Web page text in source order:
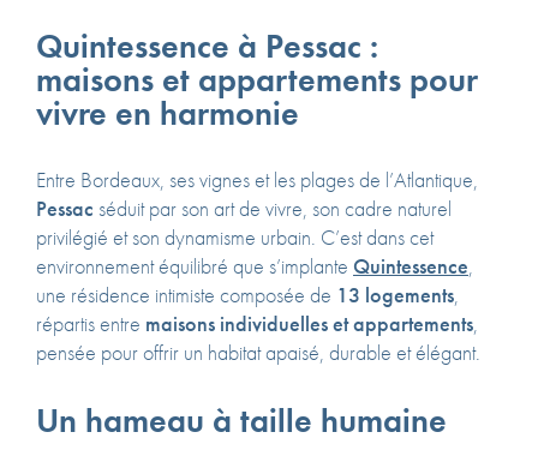
Quintessence à Pessac :
maisons et appartements pour
vivre en harmonie
Entre Bordeaux, ses vignes et les plages de l’Atlantique,
Pessac séduit par son art de vivre, son cadre naturel
privilégié et son dynamisme urbain. C’est dans cet
environnement équilibré que s’implante Quintessence,
une résidence intimiste composée de 13 logements,
répartis entre maisons individuelles et appartements,
pensée pour offrir un habitat apaisé, durable et élégant.
Un hameau à taille humaine